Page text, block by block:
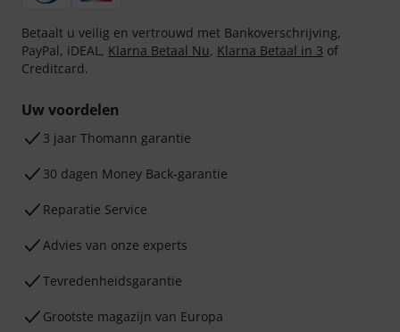
Betaalt u veilig en vertrouwd met Bankoverschrijving,
PayPal, iDEAL, Klarna Betaal Nu, Klarna Betaal in 3 of
Creditcard.
Uw voordelen
3 jaar Thomann garantie
30 dagen Money Back-garantie
Reparatie Service
Advies van onze experts
Tevredenheidsgarantie
Grootste magazijn van Europa